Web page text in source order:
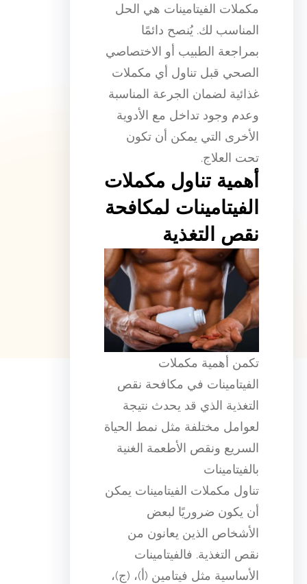
مكملات الفيتامينات هي الحل
المناسب لك. يُنصح دائمًا
بمراجعة الطبيب أو الاختصاصي
الصحي قبل تناول أي مكملات
غذائية لضمان الجرعة المناسبة
وعدم وجود تداخل مع الأدوية
الأخرى التي يمكن أن تكون
تحت العلاج.
أهمية تناول مكملات
الفيتامينات لمكافحة
نقص التغذية
تكمن أهمية مكملات
الفيتامينات في مكافحة نقص
التغذية الذي قد يحدث نتيجة
لعوامل مختلفة مثل نمط الحياة
السريع ونقص الأطعمة الغنية
بالفيتامينات
تناول مكملات الفيتامينات يمكن
أن يكون ضروريًا لبعض
الأشخاص الذين يعانون من
نقص التغذية. فالفيتامينات
الأساسية مثل فيتامين (أ)، (ج)،